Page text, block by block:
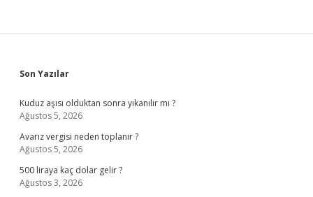
Sidebar
Son Yazılar
Kuduz aşısı olduktan sonra yıkanılır mı ?
Ağustos 5, 2026
Avarız vergisi neden toplanır ?
Ağustos 5, 2026
500 liraya kaç dolar gelir ?
Ağustos 3, 2026